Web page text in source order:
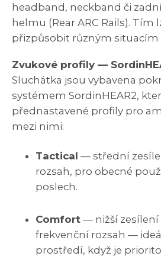
headband, neckband či
helmu (Rear ARC Rails). Tím
přizpůsobit různým situacím
Zvukové profily —
Sluchátka jsou vybavena
systémem SordinHEAR2,
přednastavené profily pro
mezi nimi:
Tactical — střední
rozsah, pro obecné
poslech.
Comfort — nižší zesílení
frekvenční rozsah —
prostředí, když je